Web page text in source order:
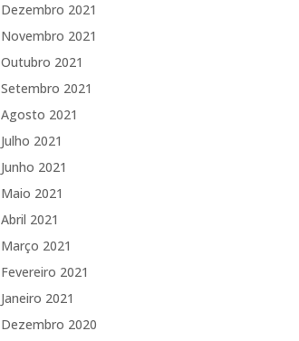
Dezembro 2021
Novembro 2021
Outubro 2021
Setembro 2021
Agosto 2021
Julho 2021
Junho 2021
Maio 2021
Abril 2021
Março 2021
Fevereiro 2021
Janeiro 2021
Dezembro 2020